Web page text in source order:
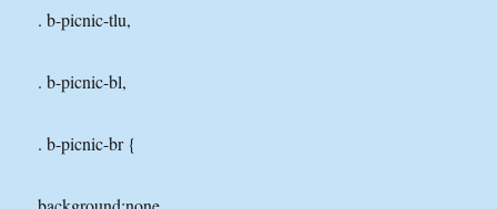
. b-picnic-tlu,
. b-picnic-bl,
. b-picnic-br {